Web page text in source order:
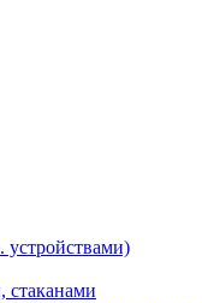
стаканами